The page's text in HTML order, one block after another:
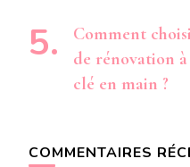
Comment
de rénovation
clé en main ?
COMMENTAIRES